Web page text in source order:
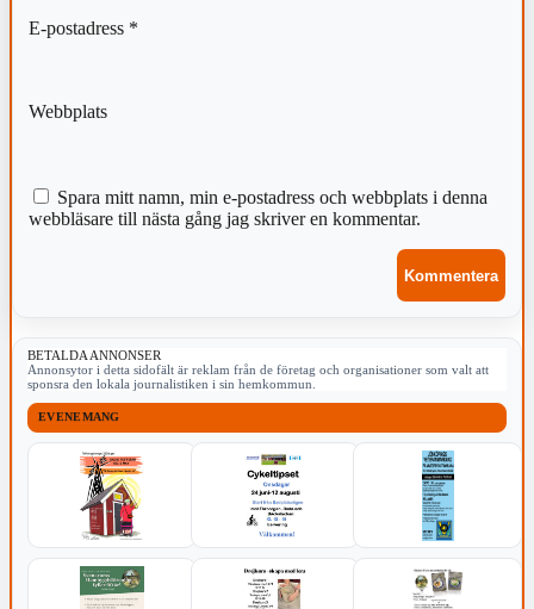
E-postadress *
Webbplats
Spara mitt namn, min e-postadress och webbplats i denna
webbläsare till nästa gång jag skriver en kommentar.
BETALDA ANNONSER
Annonsytor i detta sidofält är reklam från de företag och organisationer som valt att
sponsra den lokala journalistiken i sin hemkommun.
EVENEMANG